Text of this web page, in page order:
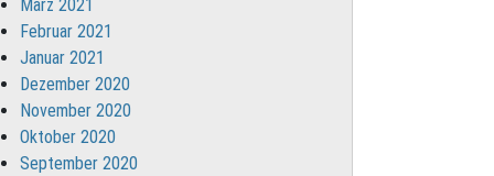
März 2021
Februar 2021
Januar 2021
Dezember 2020
November 2020
Oktober 2020
September 2020